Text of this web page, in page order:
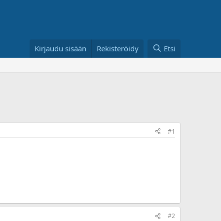
Kirjaudu sisään Rekisteröidy Etsi
#1
#2